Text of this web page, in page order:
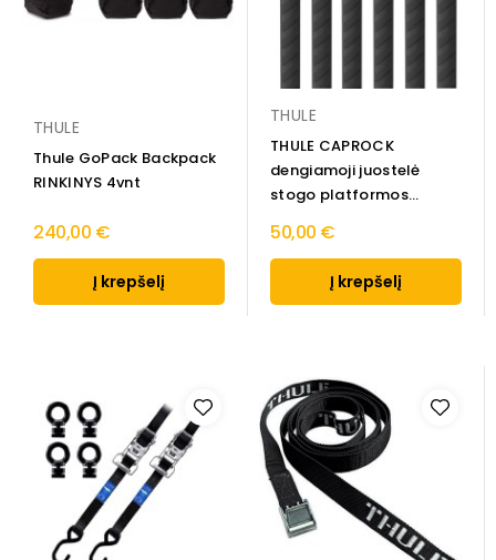
THULE
Thule GoPack Backpack
RINKINYS 4vnt
240,00 €
Į krepšelį
THULE
THULE CAPROCK
dengiamoji juostelė
stogo platformos
50,00 €
Į krepšelį